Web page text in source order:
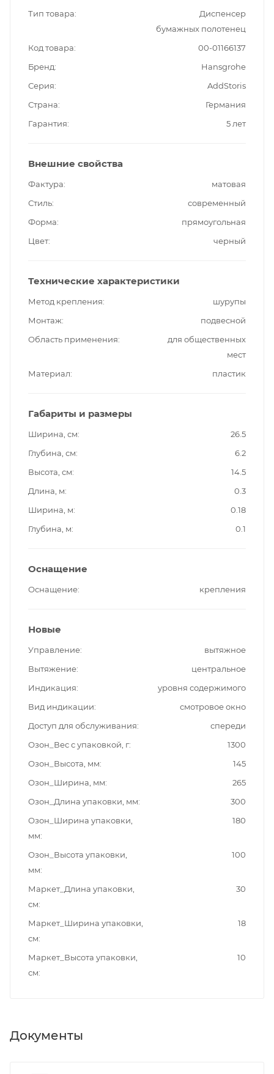
Тип товара
Диспенсер
бумажных полотенец
Код товара
00-01166137
Бренд
Hansgrohe
Серия
AddStoris
Страна
Германия
Гарантия
5 лет
Внешние свойства
Фактура
матовая
Стиль
современный
Форма
прямоугольная
Цвет
черный
Технические характеристики
Метод крепления
шурупы
Монтаж
подвесной
Область применения
для общественных
мест
Материал
пластик
Габариты и размеры
Ширина, см
26.5
Глубина, см
6.2
Высота, см
14.5
Длина, м
0.3
Ширина, м
0.18
Глубина, м
0.1
Оснащение
Оснащение крепления
Новые
Управление
вытяжное
Вытяжение
центральное
Индикация
уровня содержимого
Вид индикации
смотровое окно
Доступ для обслуживания
спереди
Озон_Вес с упаковкой, г
1300
Озон_Высота, мм
145
Озон_Ширина, мм
265
Озон_Длина упаковки, мм
300
Озон_Ширина упаковки,
мм
180
Озон_Высота упаковки,
мм
100
Маркет_Длина упаковки,
см
30
Маркет_Ширина упаковки,
см
18
Маркет_Высота упаковки,
см
10
Документы